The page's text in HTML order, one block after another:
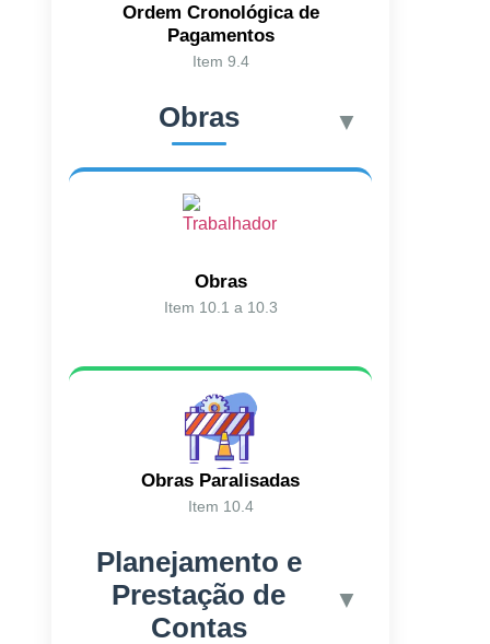
Ordem Cronológica de
Pagamentos
Item 9.4
Obras ▼
Obras
Item 10.1 a 10.3
Obras Paralisadas
Item 10.4
Planejamento e
Prestação de
Contas
▼